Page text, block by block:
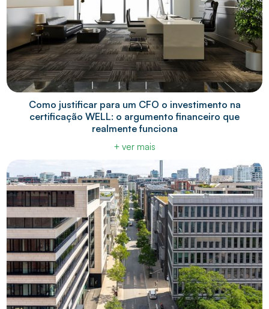
Como justificar para um CFO o investimento na
certificação WELL: o argumento financeiro que
realmente funciona
+ ver mais